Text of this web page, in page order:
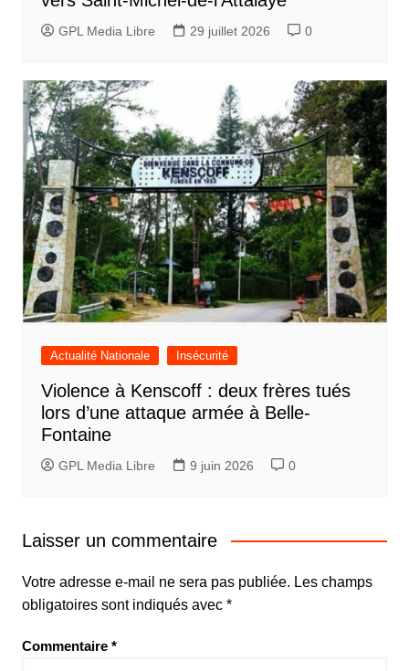
GPL Media Libre 29 juillet 2026 0
Actualité Nationale Insécurité
Violence à Kenscoff : deux frères tués
lors d’une attaque armée à Belle-
Fontaine
GPL Media Libre 9 juin 2026 0
Laisser un commentaire
Votre adresse e-mail ne sera pas publiée. Les champs
obligatoires sont indiqués avec *
Commentaire *